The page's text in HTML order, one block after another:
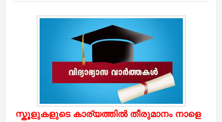
സ്കൂളുകളുടെ കാര്യത്തിൽ തീരുമാനം നാളെ